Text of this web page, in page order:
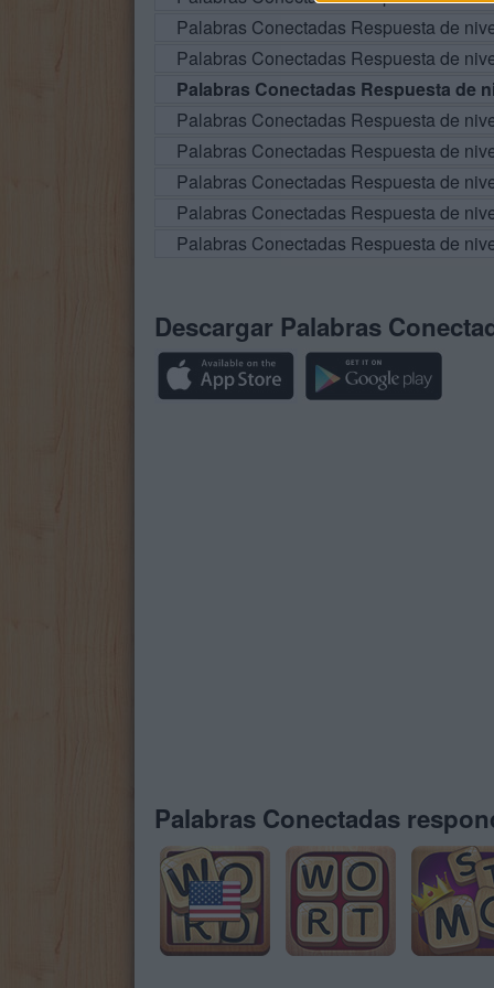
Palabras Conectadas Respuesta de
Palabras Conectadas Respuesta de
Palabras Conectadas Respuesta de
Palabras Conectadas Respuesta de
Palabras Conectadas Respuesta de
Palabras Conectadas Respuesta de
Palabras Conectadas Respuesta de
Palabras Conectadas Respuesta de
Descargar Palabras
Palabras Conectadas